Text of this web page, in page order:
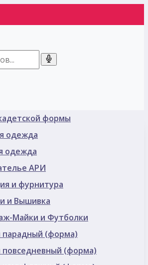
формы
одежда
одежда
АРИ
и фурнитура
и Вышивка
Майки и Футболки
(форма)
(форма)